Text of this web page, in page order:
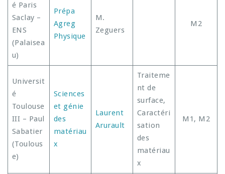
é Paris
Saclay –
ENS
(Palaisea
u)
Prépa
Agreg
Physique
M.
Zeguers
M2
Universit
é
Toulouse
III – Paul
Sabatier
(Toulous
e)
Sciences
et génie
des
matériau
x
Laurent
Arurault
Traiteme
nt de
surface,
Caractéri
sation
des
matériau
x
M1, M2